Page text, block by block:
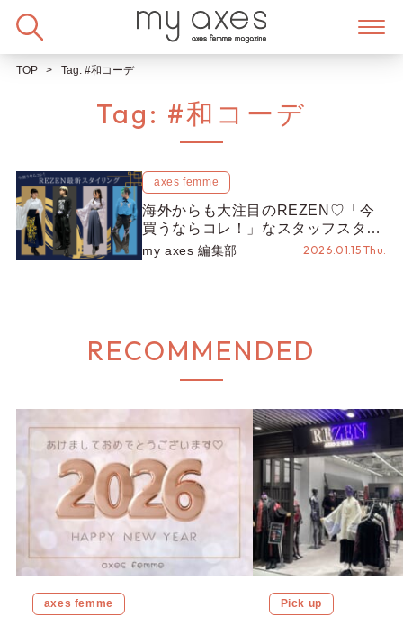
TOP Tag: #和コーデ
Tag: #和コーデ
axes femme
海外からも大注目のREZEN♡「今
買うならコレ！」なスタッフスタイ
リングをご紹介♪
my axes 編集部 2026.01.15 Thu.
RECOMMENDED
axes femme Pick up